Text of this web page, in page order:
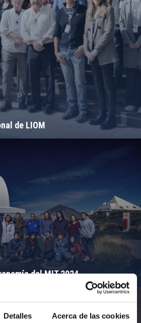
Detalles Acerca de las cookies
de LIOM
del MIT 2024